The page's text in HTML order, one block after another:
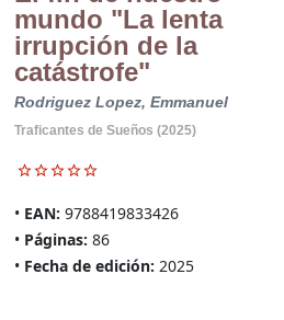
mundo "La lenta
irrupción de la
catástrofe"
Rodriguez Lopez, Emmanuel
Traficantes de Sueños (2025)
EAN: 9788419833426
Páginas: 86
Fecha de edición: 2025